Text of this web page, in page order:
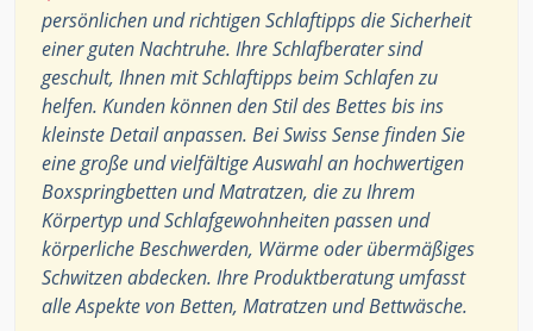
persönlichen und richtigen Schlaftipps die Sicherheit
einer guten Nachtruhe. Ihre Schlafberater sind
geschult, Ihnen mit Schlaftipps beim Schlafen zu
helfen. Kunden können den Stil des Bettes bis ins
kleinste Detail anpassen. Bei Swiss Sense finden Sie
eine große und vielfältige Auswahl an hochwertigen
Boxspringbetten und Matratzen, die zu Ihrem
Körpertyp und Schlafgewohnheiten passen und
körperliche Beschwerden, Wärme oder übermäßiges
Schwitzen abdecken. Ihre Produktberatung umfasst
alle Aspekte von Betten, Matratzen und Bettwäsche.